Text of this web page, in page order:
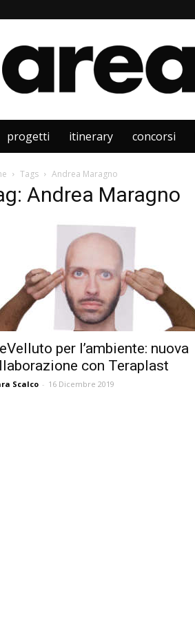
Area
progetti itinerary concorsi
Tags Andrea Maragno
Andrea Maragno
per l’ambiente: nuova
con Teraplast
Scalco - 16 Dicembre 2019